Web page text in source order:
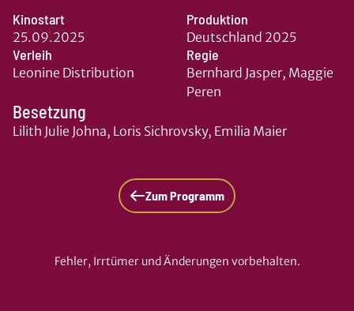
Kinostart
25.09.2025
Produktion
Deutschland 2025
Verleih
Leonine Distribution
Regie
Bernhard Jasper, Maggie
Peren
Besetzung
Lilith Julie Johna, Loris Sichrovsky, Emilia Maier
Zum Programm
Fehler, Irrtümer und Änderungen vorbehalten.